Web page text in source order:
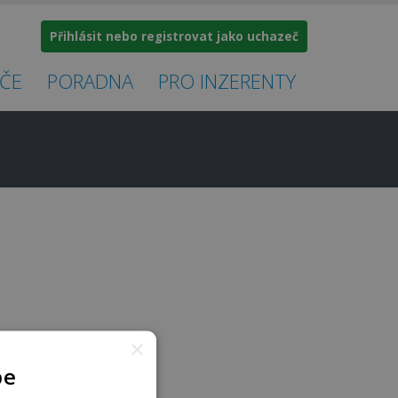
Přihlásit nebo registrovat jako uchazeč
PORADNA PRO INZERENTY
×